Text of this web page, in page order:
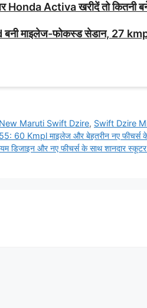
Honda Activa खरीदें तो कितनी
माइलेज-फोकस्ड सेडान, 27
New Maruti Swift Dzire, Swift Dzire
60 Kmpl माइलेज और बेहतरीन नए फीचर्स के
और नए फीचर्स के साथ शानदार स्कूटर